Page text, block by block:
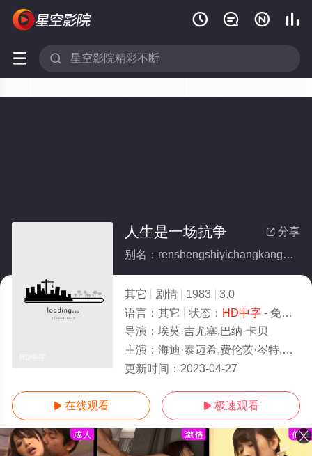
   
 
 分享
人生是一场抗争
别名：renshengshiyichangkangzheng
其它 剧情 1983
3.0
语言： 其它 状态： HD中字- 免费在线观看
导演： 埃莫·吉尤塞,巴纳·卡贝
主演： 海迪·泰迈希,费伦茨·岑特,加博尔·平特,海因里希·施塔尔亨贝格,伊什
更新时间： 2023-04-27
 在线观看  极速观看